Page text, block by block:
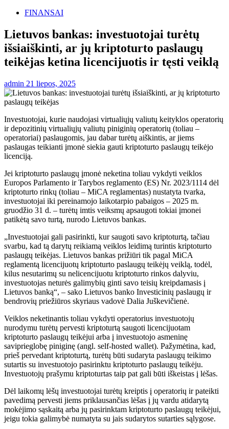
FINANSAI
Lietuvos bankas: investuotojai turėtų
išsiaiškinti, ar jų kriptoturto paslaugų
teikėjas ketina licencijuotis ir tęsti veiklą
admin 21 liepos, 2025
Investuotojai, kurie naudojasi virtualiųjų valiutų keityklos operatorių
ir depozitinių virtualiųjų valiutų piniginių operatorių (toliau –
operatoriai) paslaugomis, jau dabar turėtų aiškintis, ar jiems
paslaugas teikianti įmonė siekia gauti kriptoturto paslaugų teikėjo
licenciją.
Jei kriptoturto paslaugų įmonė neketina toliau vykdyti veiklos
Europos Parlamento ir Tarybos reglamento (ES) Nr. 2023/1114 dėl
kriptoturto rinkų (toliau – MiCA reglamentas) nustatyta tvarka,
investuotojai iki pereinamojo laikotarpio pabaigos – 2025 m.
gruodžio 31 d. – turėtų imtis veiksmų apsaugoti tokiai įmonei
patikėtą savo turtą, nurodo Lietuvos bankas.
„Investuotojai gali pasirinkti, kur saugoti savo kriptoturtą, tačiau
svarbu, kad tą darytų reikiamą veiklos leidimą turintis kriptoturto
paslaugų teikėjas. Lietuvos bankas prižiūri tik pagal MiCA
reglamentą licencijuotų kriptoturto paslaugų teikėjų veiklą, todėl,
kilus nesutarimų su nelicencijuotu kriptoturto rinkos dalyviu,
investuotojas neturės galimybių ginti savo teisių kreipdamasis į
Lietuvos banką“, – sako Lietuvos banko Investicinių paslaugų ir
bendrovių priežiūros skyriaus vadovė Dalia Juškevičienė.
Veiklos neketinantis toliau vykdyti operatorius investuotojų
nurodymu turėtų pervesti kriptoturtą saugoti licencijuotam
kriptoturto paslaugų teikėjui arba į investuotojo asmeninę
saviprieglobę piniginę (angl. self-hosted wallet). Pažymėtina, kad,
prieš pervedant kriptoturtą, turėtų būti sudaryta paslaugų teikimo
sutartis su investuotojo pasirinktu kriptoturto paslaugų teikėju.
Investuotojų prašymu kriptoturtas taip pat gali būti iškeistas į lėšas.
Dėl laikomų lėšų investuotojai turėtų kreiptis į operatorių ir pateikti
pavedimą pervesti jiems priklausančias lėšas į jų vardu atidarytą
mokėjimo sąskaitą arba jų pasirinktam kriptoturto paslaugų teikėjui,
jeigu tokia galimybė numatyta su jais sudarytos sutarties sąlygose.